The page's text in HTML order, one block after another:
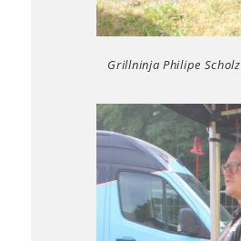
Grillninja Philipe Scholz